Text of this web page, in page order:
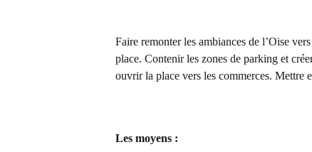
Faire remonter les ambiances de l’Oise
place. Contenir les zones de parking et
ouvrir la place vers les commerces. Mettre
Les moyens :